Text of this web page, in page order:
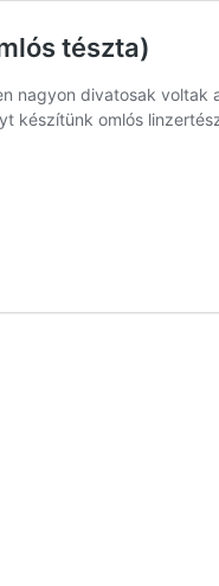
tészta)
nagyon divatosak voltak
készítünk omlós